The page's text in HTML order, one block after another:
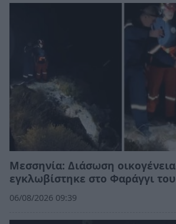
Μεσσηνία: Διάσωση
εγκλωβίστηκε στο Φαράγγι
06/08/2026 09:39